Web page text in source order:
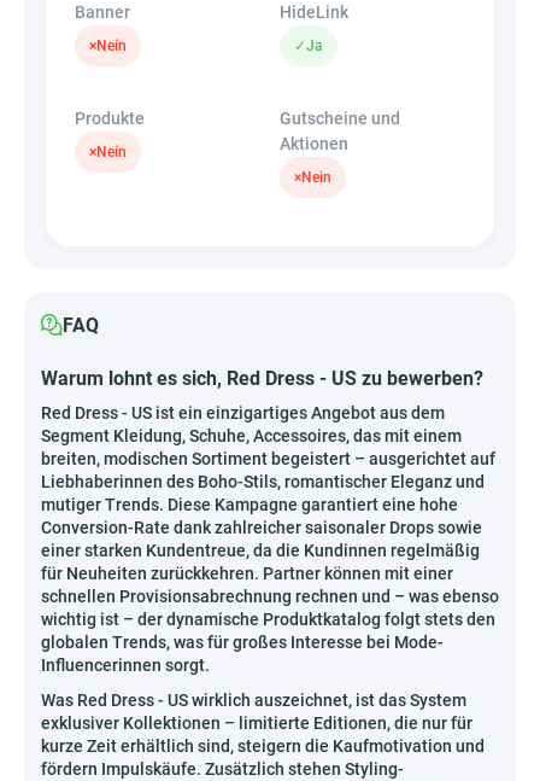
Banner
×Nein
HideLink
✓Ja
Produkte
×Nein
Gutscheine und
Aktionen
×Nein
FAQ
Warum lohnt es sich, Red Dress - US zu bewerben?
Red Dress - US ist ein einzigartiges Angebot aus dem
Segment Kleidung, Schuhe, Accessoires, das mit einem
breiten, modischen Sortiment begeistert – ausgerichtet auf
Liebhaberinnen des Boho-Stils, romantischer Eleganz und
mutiger Trends. Diese Kampagne garantiert eine hohe
Conversion-Rate dank zahlreicher saisonaler Drops sowie
einer starken Kundentreue, da die Kundinnen regelmäßig
für Neuheiten zurückkehren. Partner können mit einer
schnellen Provisionsabrechnung rechnen und – was ebenso
wichtig ist – der dynamische Produktkatalog folgt stets den
globalen Trends, was für großes Interesse bei Mode-
Influencerinnen sorgt.
Was Red Dress - US wirklich auszeichnet, ist das System
exklusiver Kollektionen – limitierte Editionen, die nur für
kurze Zeit erhältlich sind, steigern die Kaufmotivation und
fördern Impulskäufe. Zusätzlich stehen Styling-